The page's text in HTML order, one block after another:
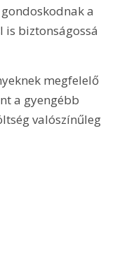
a
is biztonságossá
megfelelő
a gyengébb
valószínűleg